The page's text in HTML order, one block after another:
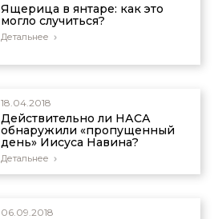
Ящерица в янтаре: как это
могло случиться?
Детальнее
18.04.2018
Действительно ли НАСА
обнаружили «пропущенный
день» Иисуса Навина?
Детальнее
06.09.2018